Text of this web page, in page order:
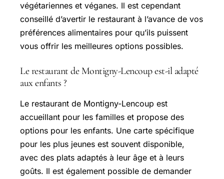
végétariennes et véganes. Il est cependant
conseillé d’avertir le restaurant à l’avance de vos
préférences alimentaires pour qu’ils puissent
vous offrir les meilleures options possibles.
Le restaurant de Montigny-Lencoup est-il adapté
aux enfants ?
Le restaurant de Montigny-Lencoup est
accueillant pour les familles et propose des
options pour les enfants. Une carte spécifique
pour les plus jeunes est souvent disponible,
avec des plats adaptés à leur âge et à leurs
goûts. Il est également possible de demander